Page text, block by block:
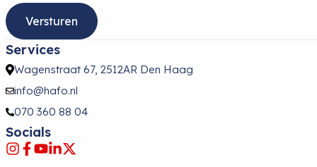
Services
Wagenstraat 67, 2512AR Den Haag
info@hafo.nl
070 360 88 04
Socials